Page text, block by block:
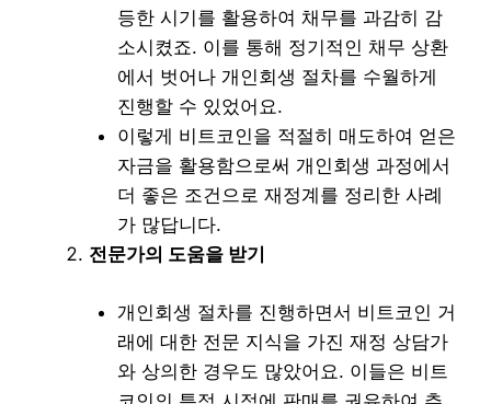
등한 시기를 활용하여 채무를 과감히 감
소시켰죠. 이를 통해 정기적인 채무 상환
에서 벗어나 개인회생 절차를 수월하게
진행할 수 있었어요.
이렇게 비트코인을 적절히 매도하여 얻은
자금을 활용함으로써 개인회생 과정에서
더 좋은 조건으로 재정계를 정리한 사례
가 많답니다.
전문가의 도움을 받기
개인회생 절차를 진행하면서 비트코인 거
래에 대한 전문 지식을 가진 재정 상담가
와 상의한 경우도 많았어요. 이들은 비트